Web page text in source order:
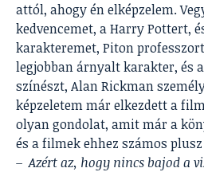
attól, ahogy én elképzelem.
kedvencemet, a Harry Pottert,
karakteremet, Piton
legjobban árnyalt karakter, és
színészt, Alan Rickman
képzeletem már elkezdett a
olyan gondolat, amit már a
és a filmek ehhez számos
– Azért az, hogy nincs bajod a